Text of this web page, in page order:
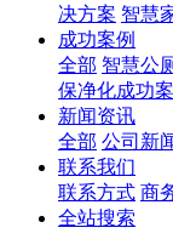
决方案 智慧
成功案例
全部 智慧公
保净化成功
新闻资讯
全部 公司新
联系我们
联系方式 商
全站搜索